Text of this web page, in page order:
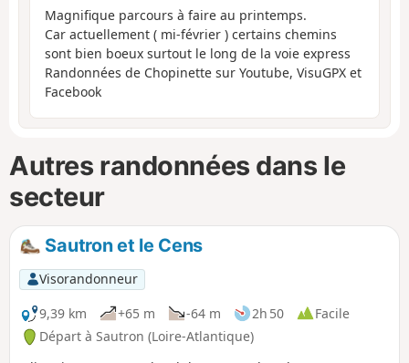
Magnifique parcours à faire au printemps.
Car actuellement ( mi-février ) certains chemins
sont bien boeux surtout le long de la voie express
Randonnées de Chopinette sur Youtube, VisuGPX et
Facebook
Autres randonnées dans le
secteur
Sautron et le Cens
Visorandonneur
9,39 km
+65 m -64 m 2h 50
Facile
Départ à Sautron (Loire-Atlantique)